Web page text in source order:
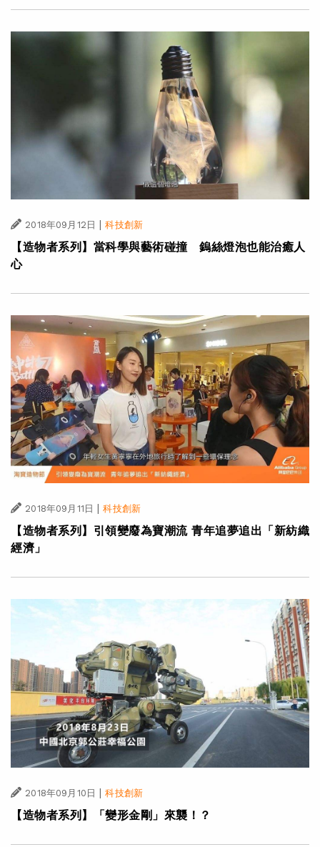
2018年09月12日 | 科技創新
【造物者系列】當科學與藝術碰撞 鎢絲燈泡也能治癒人
心
2018年09月11日 科技創新
【造物者系列】引領變廢為寶潮流 青年追夢追出「新紡織
經濟」
2018年09月10日 | 科技創新
【造物者系列】「變形金剛」來襲！？